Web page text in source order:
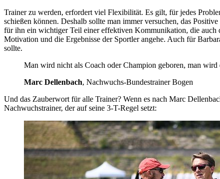
Trainer zu werden, erfordert viel Flexibilität. Es gilt, für jedes
schießen können. Deshalb sollte man immer versuchen, das
für ihn ein wichtiger Teil einer effektiven Kommunikation, die auch
Motivation und die Ergebnisse der Sportler angehe. Auch für
sollte.
Man wird nicht als Coach oder Champion geboren, man wird
Marc Dellenbach, Nachwuchs-Bundestrainer Bogen
Und das Zauberwort für alle Trainer? Wenn es nach Marc
Nachwuchstrainer, der auf seine 3-T-Regel setzt: